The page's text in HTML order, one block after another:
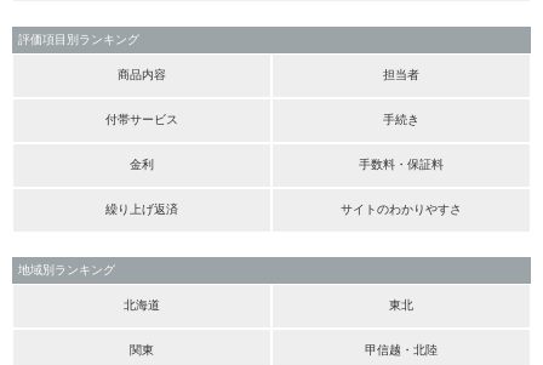
評価項目別ランキング
商品内容 担当者
付帯サービス 手続き
金利 手数料・保証料
繰り上げ返済 サイトのわかりやすさ
地域別ランキング
北海道 東北
関東 甲信越・北陸